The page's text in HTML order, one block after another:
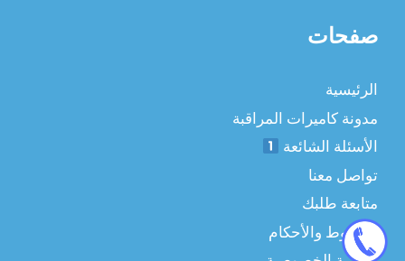
صفحات
الرئيسية
مدونة كاميرات المراقبة
الأسئلة الشائعة
تواصل معنا
متابعة طلبك
الشروط والأحكام